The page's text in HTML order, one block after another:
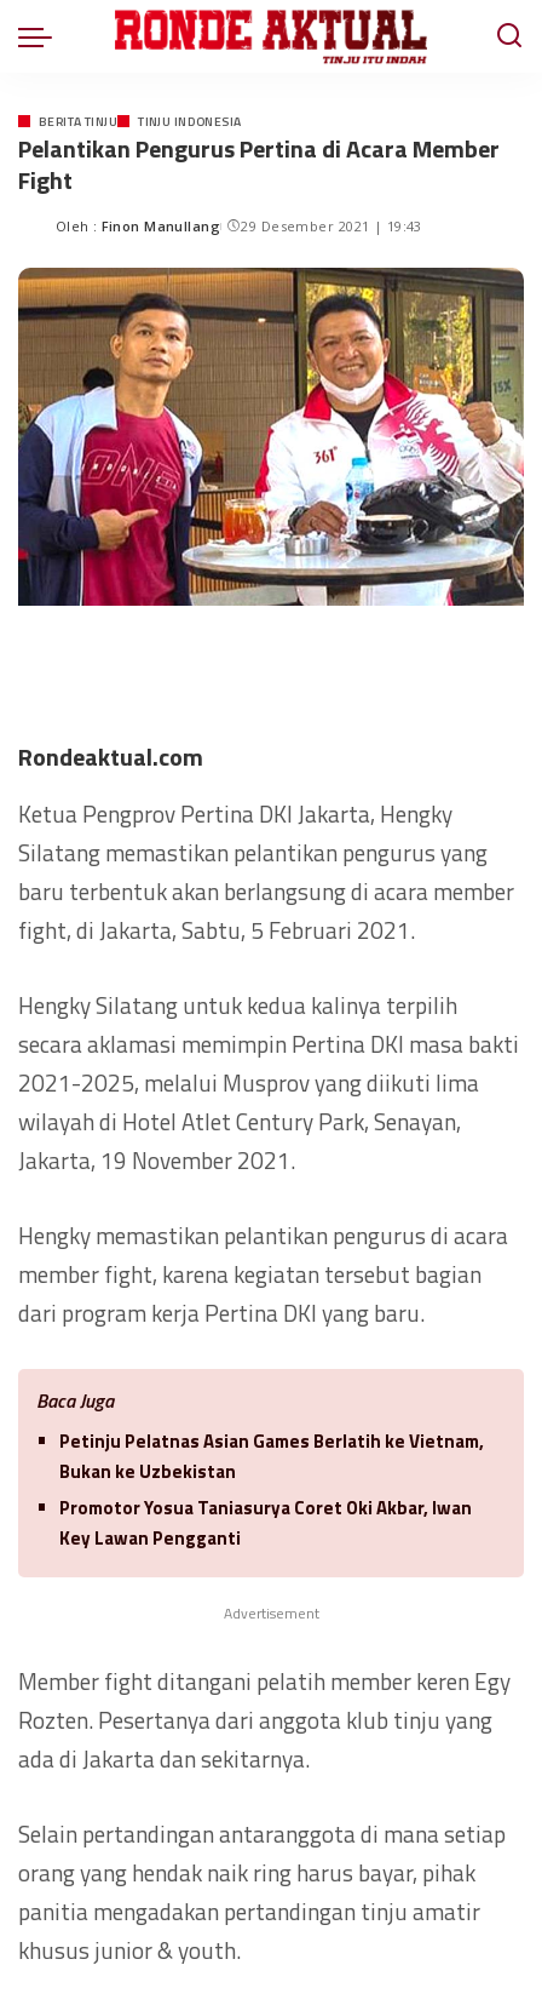
BERITA TINJU TINJU INDONESIA
Pelantikan Pengurus Pertina di Acara Member
Fight
Oleh : Finon Manullang 29 Desember 2021 | 19:43
Rondeaktual.com
Ketua Pengprov Pertina DKI Jakarta, Hengky
Silatang memastikan pelantikan pengurus yang
baru terbentuk akan berlangsung di acara member
fight, di Jakarta, Sabtu, 5 Februari 2021.
Hengky Silatang untuk kedua kalinya terpilih
secara aklamasi memimpin Pertina DKI masa bakti
2021-2025, melalui Musprov yang diikuti lima
wilayah di Hotel Atlet Century Park, Senayan,
Jakarta, 19 November 2021.
Hengky memastikan pelantikan pengurus di acara
member fight, karena kegiatan tersebut bagian
dari program kerja Pertina DKI yang baru.
Baca Juga
Petinju Pelatnas Asian Games Berlatih ke Vietnam,
Bukan ke Uzbekistan
Promotor Yosua Taniasurya Coret Oki Akbar, Iwan
Key Lawan Pengganti
Advertisement
Member fight ditangani pelatih member keren Egy
Rozten. Pesertanya dari anggota klub tinju yang
ada di Jakarta dan sekitarnya.
Selain pertandingan antaranggota di mana setiap
orang yang hendak naik ring harus bayar, pihak
panitia mengadakan pertandingan tinju amatir
khusus junior & youth.